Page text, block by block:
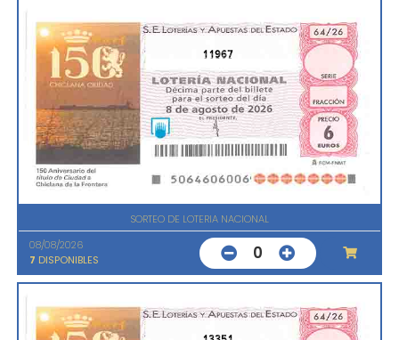
11967
SORTEO DE LOTERIA NACIONAL
08/08/2026
7 DISPONIBLES 0